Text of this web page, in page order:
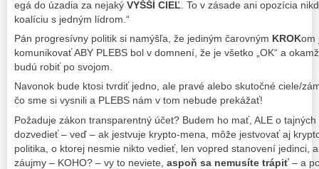
egá do úzadia za nejaký VYŠŠÍ CIEĽ. To v zásade ani opozícia
koalíciu s jedným lídrom.“
Pán progresívny politik si namýšľa, že jediným čarovným KROKom
komunikovať ABY PLEBS bol v domnení, že je všetko „OK“ a
budú robiť po svojom.
Navonok bude ktosi tvrdiť jedno, ale pravé alebo skutočné ciele/
čo sme si vysnili a PLEBS nám v tom nebude prekážať!
Požaduje zákon transparentný účet? Budem ho mať, ALE o
dozvedieť – veď – ak jestvuje krypto-mena, môže jestvovať aj
politika, o ktorej nesmie nikto vedieť, len vopred stanovení jedinci,
záujmy – KOHO? – vy to neviete, aspoň sa nemusíte trápiť – a